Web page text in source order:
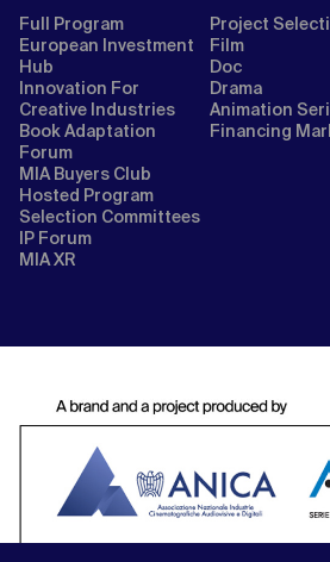
Full Program
European Investment
Hub
Innovation For
Creative Industries
Book Adaptation
Forum
MIA Buyers Club
Hosted Program
Selection Committees
IP Forum
MIA XR
Project
Film
Doc
Drama
Animation
Financing